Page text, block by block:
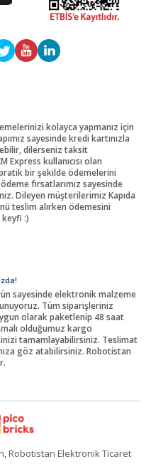
kolayca yapmanız için
sayesinde kredi kartınızla
dilerseniz taksit
Express kullanıcısı olan
bir şekilde ödemelerini
fırsatlarımız sayesinde
Dileyen müşterilerimiz Kapıda
teslim alırken ödemesini
:)
sayesinde elektronik malzeme
Tüm siparişleriniz
olarak paketlenip 48 saat
olduğumuz kargo
tamamlayabilirsiniz. Teslimat
göz atabilirsiniz. Robotistan
Robotistan Elektronik Ticaret